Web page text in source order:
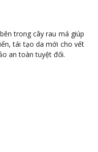
trong cây rau má giúp
tái tạo da mới cho vết
an toàn tuyệt đối.